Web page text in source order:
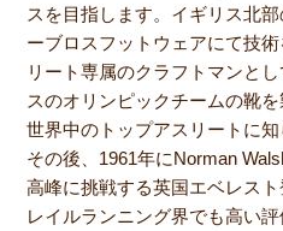
スを目指します。イギリス北
ーブロスフットウェアにて技
リート専属のクラフトマンと
スのオリンピックチームの靴
世界中のトップアスリートに知
その後、1961年にNorman
高峰に挑戦する英国エベレス
レイルランニング界でも高い